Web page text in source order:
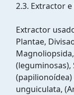
2.3. Extractor
Extractor
Plantae,
(leguminosas),
(papilionoídea)
unguiculata,